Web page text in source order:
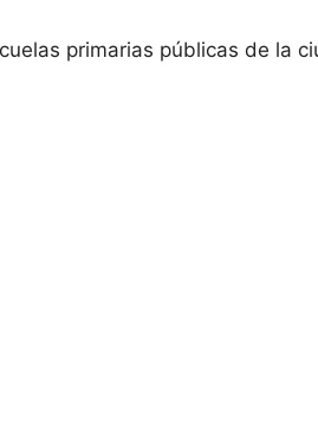
primarias públicas de la